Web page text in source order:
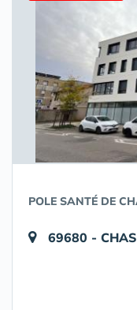
POLE SANTÉ DE
69680 -